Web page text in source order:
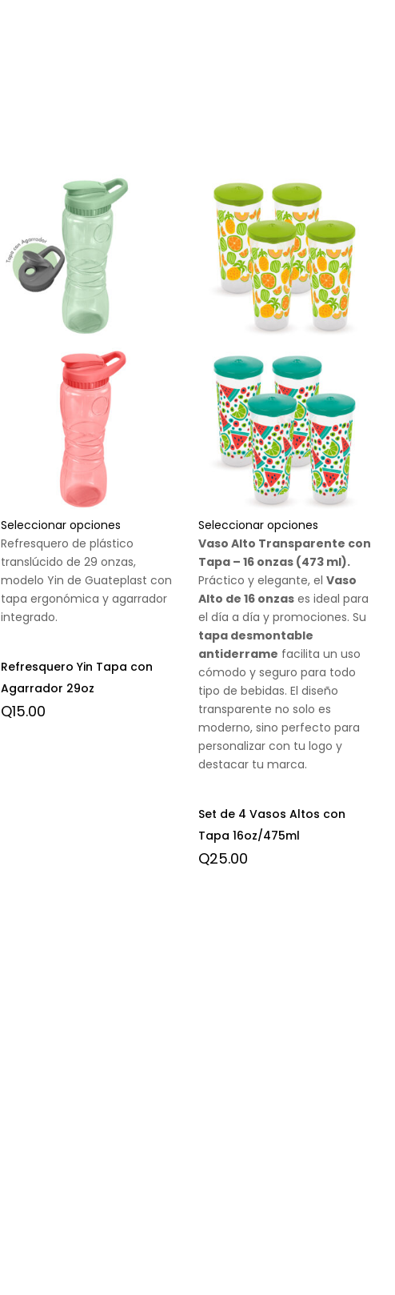
Seleccionar opciones
Refresquero de plástico
translúcido de 29 onzas,
modelo Yin de Guateplast con
tapa ergonómica y agarrador
integrado.
Refresquero Yin Tapa con
Agarrador 29oz
Q15.00
Seleccionar opciones
Vaso Alto Transparente con
Tapa – 16 onzas (473 ml).
Práctico y elegante, el Vaso
Alto de 16 onzases ideal para
el día a día y promociones. Su
tapa desmontable
antiderrame facilita un uso
cómodo y seguro para todo
tipo de bebidas. El diseño
transparente no solo es
moderno, sino perfecto para
personalizar con tu logo y
destacar tu marca.
Set de 4 Vasos Altos con
Tapa 16oz/475ml
Q25.00